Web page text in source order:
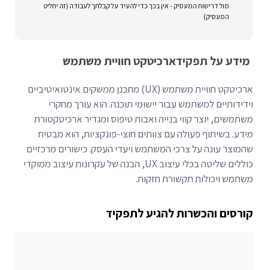
מול דרישות המעסיק - אין בכך כדי להעיד על קבלתך לעבודה (זה יחליט
המעסיק)
מידע על תפקידארכיטקט חוויית משתמש
ארכיטקט חוויית משתמש (UX) מתכנן ממשקים אינטואיטיביים
וידידותיים למשתמש עבור יישומי תוכנה. הוא עורך מחקרי
משתמשים, יוצר קווי בנייה ואבות טיפוס ומגדיר ארכיטקטורת
מידע. בשיתוף פעולה עם צוותים חוצי-פונקציות, הוא מבטיח
שהמוצר עונה על צרכי המשתמש ויעדי העסק. כישורים מרכזיים
כוללים שליטה בכלי עיצוב UX, הבנה של עקרונות עיצוב ממוקדי
משתמש ויכולות תקשורת חזקות.
קורסים והכשרות להגיע לתפקיד